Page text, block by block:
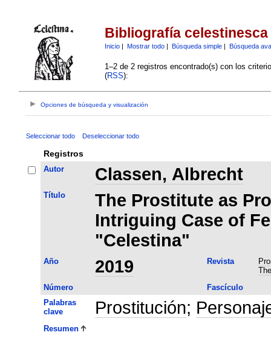
Bibliografía celestinesca
Inicio| Mostrar todo| Búsqueda simple| Búsqueda
1–2 de 2 registros encontrado(s) con los
(RSS):
Opciones de búsqueda y visualización
Seleccionar todo Deseleccionar todo
Registros
Autor Classen, Albrecht
Título
The Prostitute as
Intriguing Case of
"Celestina"
Año 2019 Revista
Número
Fascículo
Palabras
clave
Prostitución;
Resumen